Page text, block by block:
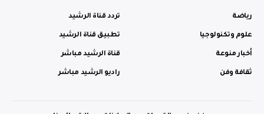
رياضة
علوم وتكنولوجيا
أخبار منوعة
ثقافة وفن
تردد قناة الرشيد
تطبيق قناة الرشيد
قناة الرشيد مباشر
راديو الرشيد مباشر